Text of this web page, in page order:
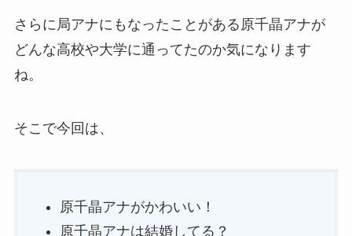
さらに局アナにもなったことがある原千晶アナが
どんな高校や大学に通ってたのか気になります
ね。
そこで今回は、
原千晶アナがかわいい！
原千晶アナは結婚してる？